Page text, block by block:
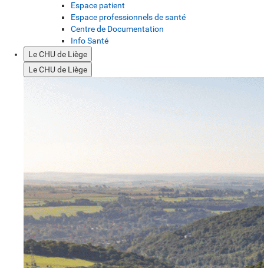
Espace patient
Espace professionnels de santé
Centre de Documentation
Info Santé
Le CHU de Liège
Le CHU de Liège